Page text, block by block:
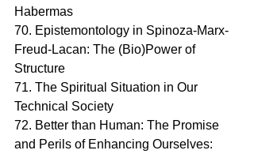
Habermas
70. Epistemontology in Spinoza-Marx-
Freud-Lacan: The (Bio)Power of
Structure
71. The Spiritual Situation in Our
Technical Society
72. Better than Human: The Promise
and Perils of Enhancing Ourselves: